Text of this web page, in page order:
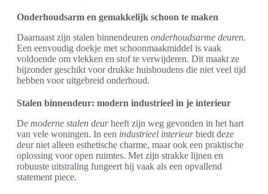
Onderhoudsarm en gemakkelijk schoon te maken
Daarnaast zijn stalen binnendeuren onderhoudsarme deuren.
Een eenvoudig doekje met schoonmaakmiddel is vaak
voldoende om vlekken en stof te verwijderen. Dit maakt ze
bijzonder geschikt voor drukke huishoudens die niet veel tijd
hebben voor uitgebreid onderhoud.
Stalen binnendeur: modern industrieel in je interieur
De moderne stalen deurheeft zijn weg gevonden in het hart
van vele woningen. In een industrieel interieurbiedt deze
deur niet alleen esthetische charme, maar ook een praktische
oplossing voor open ruimtes. Met zijn strakke lijnen en
robuuste uitstraling fungeert hij vaak als een opvallend
statement piece.